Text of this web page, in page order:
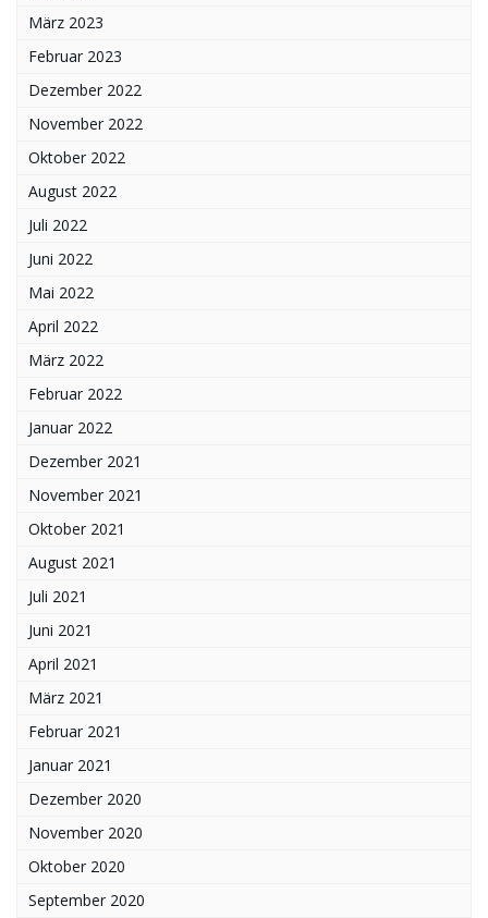
März 2023
Februar 2023
Dezember 2022
November 2022
Oktober 2022
August 2022
Juli 2022
Juni 2022
Mai 2022
April 2022
März 2022
Februar 2022
Januar 2022
Dezember 2021
November 2021
Oktober 2021
August 2021
Juli 2021
Juni 2021
April 2021
März 2021
Februar 2021
Januar 2021
Dezember 2020
November 2020
Oktober 2020
September 2020